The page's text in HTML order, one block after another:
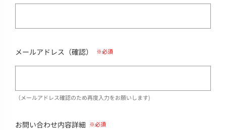
メールアドレス（確認）
（メールアドレス確認のため再度入力をお願いします)
お問い合わせ内容詳細